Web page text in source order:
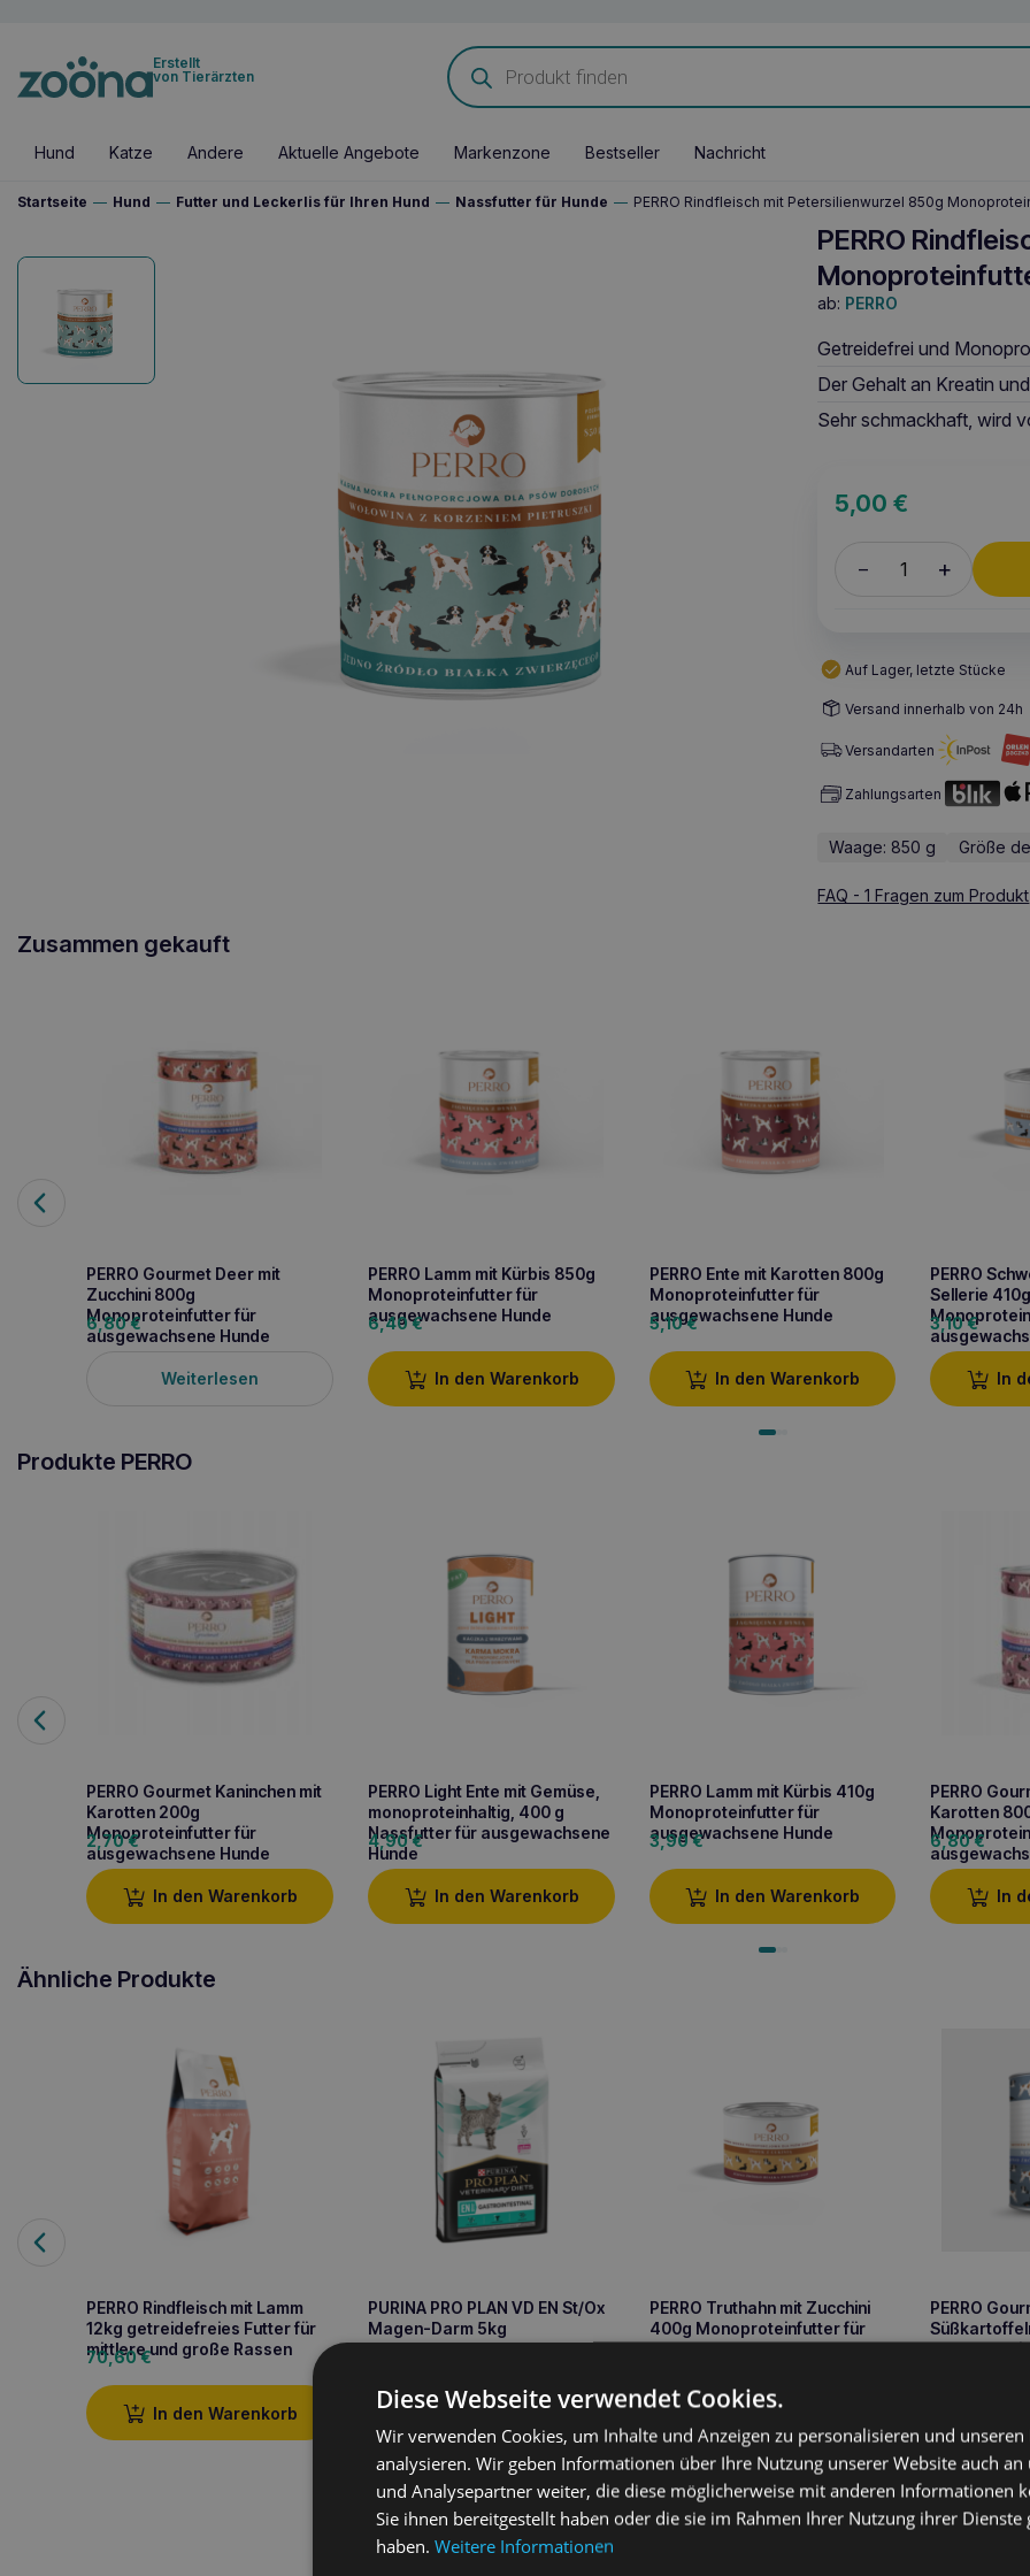
Erstellt
von Tierärzten
Products
search
Hund Katze Andere Aktuelle Angebote Markenzone Bestseller Nachricht
Startseite — Hund — Futter und Leckerlis für Ihren Hund — Nassfutter für Hunde — PERRO Rindfleisch mit Petersilienwurzel 850g
PERRO
ab: PERRO
Getreidefrei und
Der Gehalt an Kreatin
Sehr schmackhaft, wird
5,00€
– +
Auf Lager, letzte Stücke
Versand innerhalb von 24h
Versandarten
Zahlungsarten
Waage: 850 g Größe
FAQ - 1 Fragen zum Produkt
Zusammen gekauft
PERRO Gourmet Deer mit
Zucchini 800g
Monoproteinfutter für
ausgewachsene Hunde
6,80€
Weiterlesen
PERRO Lamm mit Kürbis 850g
Monoproteinfutter für
ausgewachsene Hunde
6,40€
In den Warenkorb
PERRO Ente mit Karotten 800g
Monoproteinfutter für
ausgewachsene Hunde
5,10€
In den Warenkorb
PERRO
Sellerie 410g
3,10€
In
Produkte PERRO
PERRO Gourmet Kaninchen mit
Karotten 200g
Monoproteinfutter für
ausgewachsene Hunde
2,70€
In den Warenkorb
PERRO Light Ente mit Gemüse,
monoproteinhaltig, 400 g
Nassfutter für ausgewachsene
Hunde
4,90€
In den Warenkorb
PERRO Lamm mit Kürbis 410g
Monoproteinfutter für
ausgewachsene Hunde
3,90€
In den Warenkorb
PERRO
Karotten
6,80€
In
Ähnliche Produkte
PERRO Rindfleisch mit Lamm
12kg getreidefreies Futter für
mittlere und große Rassen
70,60€
In den Warenkorb
PURINA PRO PLAN VD EN St/Ox
Magen-Darm 5kg
In den Warenkorb
PERRO Truthahn mit Zucchini
400g Monoproteinfutter für
ausgewachsene Hunde
In den Warenkorb
PERRO
Produktbeschreibung
Diese Webseite verwendet Cookies.
Wir verwenden Cookies, um Inhalte und Anzeigen zu personalisieren und
analysieren. Wir geben Informationen über Ihre Nutzung unserer Website auch an
und Analysepartner weiter, die diese möglicherweise mit anderen Informationen
Sie ihnen bereitgestellt haben oder die sie im Rahmen Ihrer Nutzung ihrer Dienste
haben. Weitere Informationen